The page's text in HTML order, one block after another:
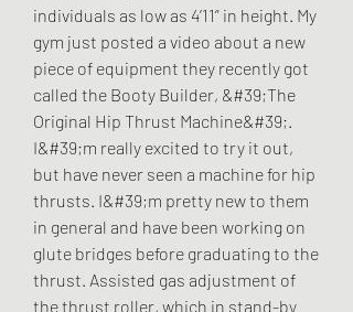
individuals as low as 4’11” in height. My
gym just posted a video about a new
piece of equipment they recently got
called the Booty Builder, &#39;The
Original Hip Thrust Machine&#39;.
I&#39;m really excited to try it out,
but have never seen a machine for hip
thrusts. I&#39;m pretty new to them
in general and have been working on
glute bridges before graduating to the
thrust. Assisted gas adjustment of
the thrust roller, which in stand-by